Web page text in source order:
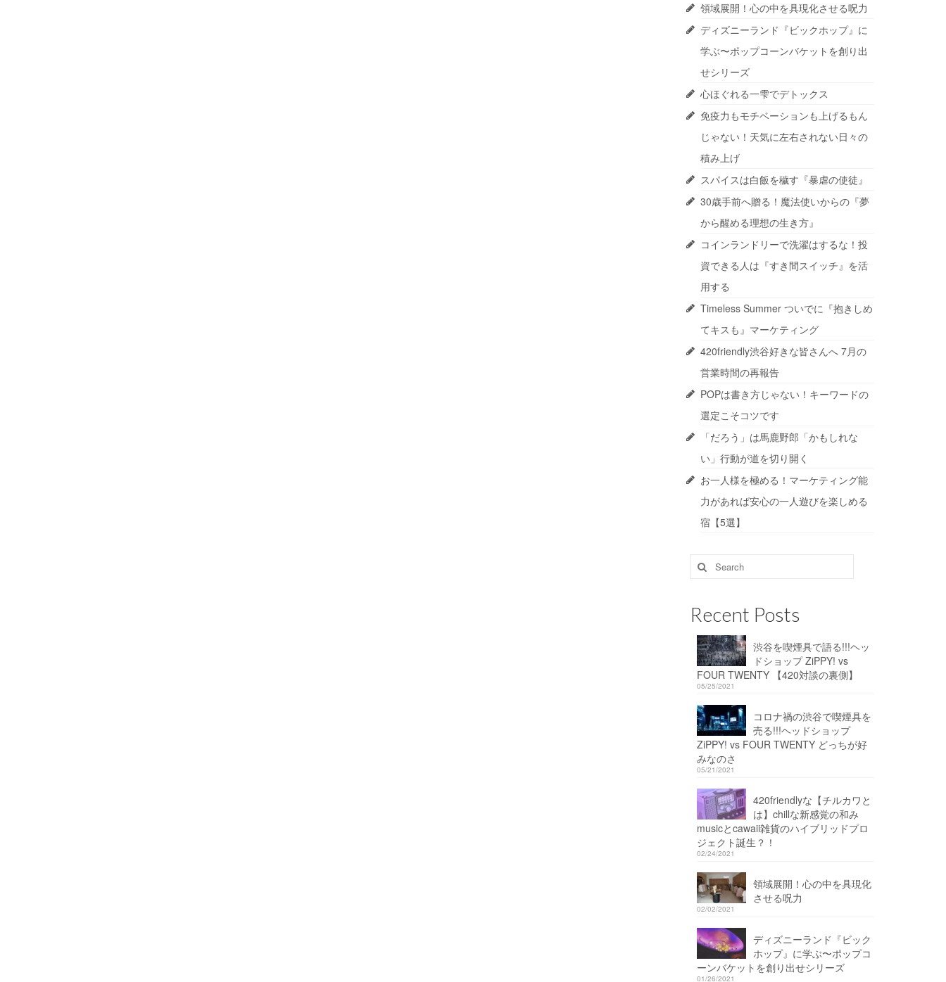
領域展開！心の中を具現化させる呪力
ディズニーランド『ビックホップ』に
学ぶ〜ポップコーンバケットを創り出
せシリーズ
心ほぐれる一雫でデトックス
免疫力もモチベーションも上げるもん
じゃない！天気に左右されない日々の
積み上げ
スパイスは白飯を穢す『暴虐の使徒』
30歳手前へ贈る！魔法使いからの『夢
から醒める理想の生き方』
コインランドリーで洗濯はするな！投
資できる人は『すき間スイッチ』を活
用する
Timeless Summer ついでに『抱きしめ
てキスも』マーケティング
420friendly渋谷好きな皆さんへ 7月の
営業時間の再報告
POPは書き方じゃない！キーワードの
選定こそコツです
「だろう」は馬鹿野郎「かもしれな
い」行動が道を切り開く
お一人様を極める！マーケティング能
力があれば安心の一人遊びを楽しめる
宿【5選】
Search
for:
Recent Posts
渋谷を喫煙具で語る!!!ヘッ
ドショップ ZiPPY! vs
FOUR TWENTY 【420対談の裏側】
05/25/2021
コロナ禍の渋谷で喫煙具を
売る!!!ヘッドショップ
ZiPPY! vs FOUR TWENTY どっちが好
みなのさ
05/21/2021
420friendlyな【チルカワと
は】chillな新感覚の和み
musicとcawaii雑貨のハイブリッドプロ
ジェクト誕生？！
02/24/2021
領域展開！心の中を具現化
させる呪力
02/02/2021
ディズニーランド『ビック
ホップ』に学ぶ〜ポップコ
ーンバケットを創り出せシリーズ
01/26/2021